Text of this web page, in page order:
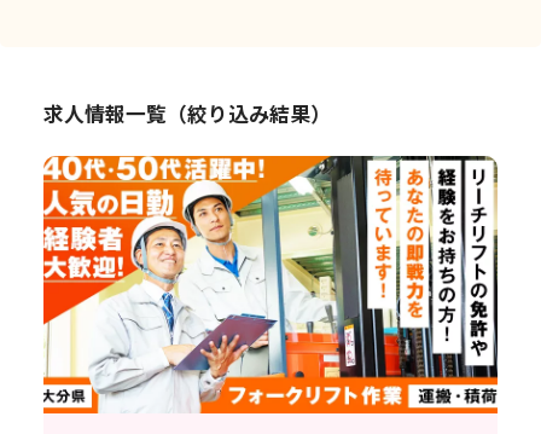
求人情報一覧（絞り込み結果）